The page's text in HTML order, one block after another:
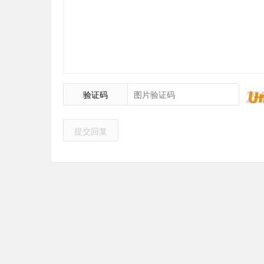
验证码
提交回复